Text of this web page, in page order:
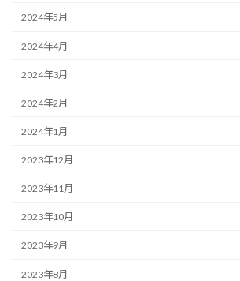
2024年5月
2024年4月
2024年3月
2024年2月
2024年1月
2023年12月
2023年11月
2023年10月
2023年9月
2023年8月